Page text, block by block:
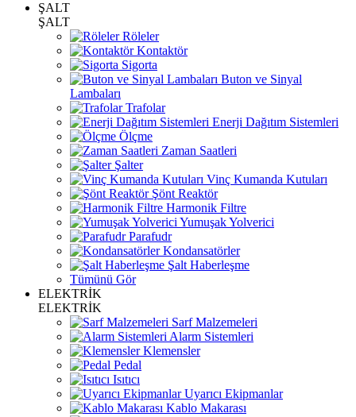
ŞALT
ŞALT
Röleler
Kontaktör
Sigorta
Buton ve Sinyal
Lambaları
Trafolar
Enerji Dağıtım Sistemleri
Ölçme
Zaman Saatleri
Şalter
Vinç Kumanda Kutuları
Şönt Reaktör
Harmonik Filtre
Yumuşak Yolverici
Parafudr
Kondansatörler
Şalt Haberleşme
Tümünü Gör
ELEKTRİK
ELEKTRİK
Sarf Malzemeleri
Alarm Sistemleri
Klemensler
Pedal
Isıtıcı
Uyarıcı Ekipmanlar
Kablo Makarası